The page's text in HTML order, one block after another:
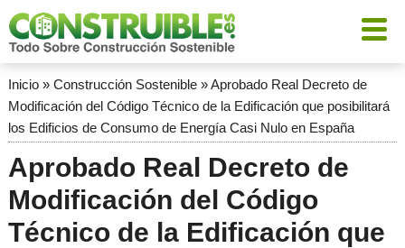
Inicio» Construcción Sostenible»Aprobado Real Decreto de
Modificación del Código Técnico de la Edificación que posibilitará
los Edificios de Consumo de Energía Casi Nulo en España
Aprobado Real Decreto de
Modificación del Código
Técnico de la Edificación que